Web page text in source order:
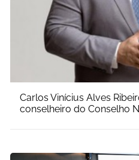
Carlos Vinícius Alves
conselheiro do Conselho